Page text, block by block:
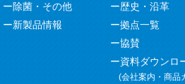
除菌・その他
新製品情報
歴史・沿革
拠点一覧
協賛
資料ダウンロ
(会社案内・商品